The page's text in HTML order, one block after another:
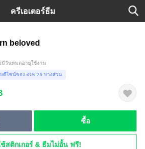
ครีเอเตอร์ธีม
beloved
มีวันหมดอายุใช้งาน
บดีไซน์ของ iOS 26 บางส่วน
ซื้อ
ช้สติกเกอร์ & ธีมไม่อั้น ฟรี!